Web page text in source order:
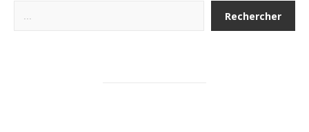
Rechercher